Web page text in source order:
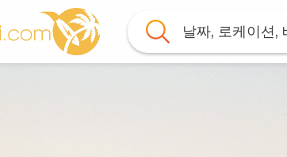
날짜, 로케이션,